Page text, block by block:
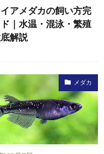
アメダカの飼い方完
｜水温・混泳・繁殖
解説
メダカ